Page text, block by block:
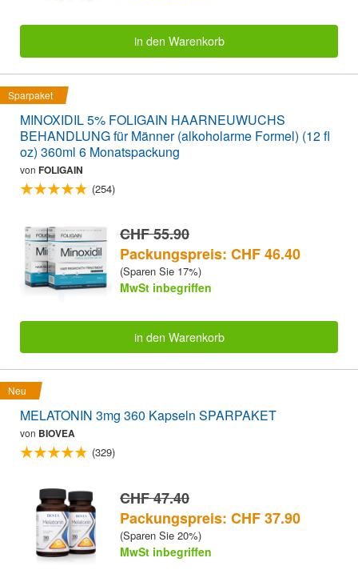
in den Warenkorb
Sparpaket
MINOXIDIL 5% FOLIGAIN HAARNEUWUCHS
BEHANDLUNG für Männer (alkoholarme Formel) (12 fl
oz) 360ml 6 Monatspackung
von FOLIGAIN
(254)
CHF 55.90
Packungspreis: CHF 46.40
(Sparen Sie 17%)
MwSt inbegriffen
in den Warenkorb
Neu
MELATONIN 3mg 360 Kapseln SPARPAKET
von BIOVEA
(329)
CHF 47.40
Packungspreis: CHF 37.90
(Sparen Sie 20%)
MwSt inbegriffen